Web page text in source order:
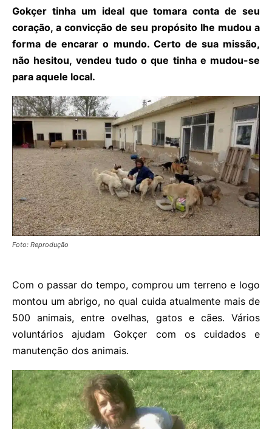
Gokçer tinha um ideal que tomara conta de seu
coração, a convicção de seu propósito lhe mudou a
forma de encarar o mundo. Certo de sua missão,
não hesitou, vendeu tudo o que tinha e mudou-se
para aquele local.
Foto: Reprodução
Com o passar do tempo, comprou um terreno e logo
montou um abrigo, no qual cuida atualmente mais de
500 animais, entre ovelhas, gatos e cães. Vários
voluntários ajudam Gokçer com os cuidados e
manutenção dos animais.